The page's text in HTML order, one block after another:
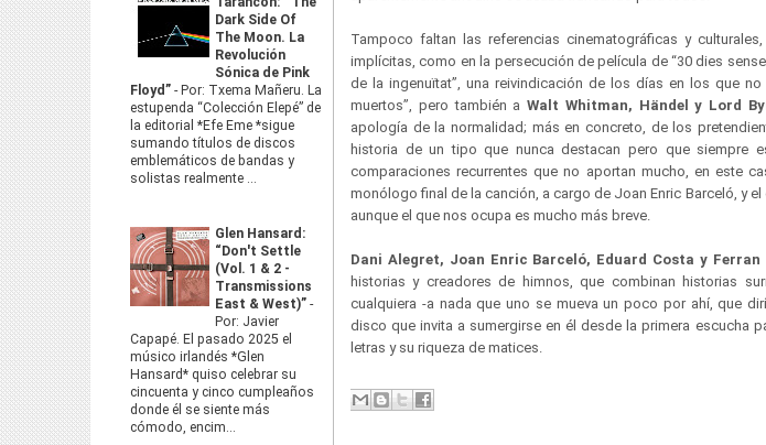
Dark Side Of
The Moon. La
Revolución
Sónica de Pink
Floyd” - Por: Txema Mañeru. La
estupenda “Colección Elepé” de
la editorial *Efe Eme *sigue
sumando títulos de discos
emblemáticos de bandas y
solistas realmente ...
Glen Hansard:
“Don't Settle
(Vol. 1 & 2 -
Transmissions
East & West)” -
Por: Javier
Capapé. El pasado 2025 el
músico irlandés *Glen
Hansard* quiso celebrar su
cincuenta y cinco cumpleaños
donde él se siente más
cómodo, encim...
Tampoco faltan las referencias cinematográficas y
implícitas, como en la persecución de película de “30 dies
de la ingenuïtat”, una reivindicación de los días en los que
muertos”, pero también aWalt Whitman, Händel y Lord
apología de la normalidad; más en concreto, de los
historia de un tipo que nunca destacan pero que siempre
comparaciones recurrentes que no aportan mucho, en este
monólogo final de la canción, a cargo de Joan Enric Barceló, y
aunque el que nos ocupa es mucho más breve.
Dani Alegret, Joan Enric Barceló, Eduard Costa y Ferran
historias y creadores de himnos, que combinan historias
cualquiera -a nada que uno se mueva un poco por ahí, que
disco que invita a sumergirse en él desde la primera escucha
letras y su riqueza de matices.